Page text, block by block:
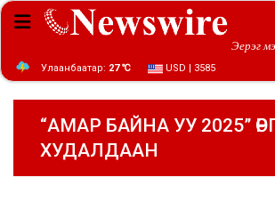
Эерэг
Улаанбаатар: 27 ℃ USD | 3585
“АМАР БАЙНА УУ 2025”
ХУДАЛДААН